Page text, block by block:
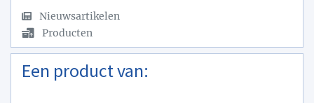
Nieuwsartikelen
Producten
Een product van: